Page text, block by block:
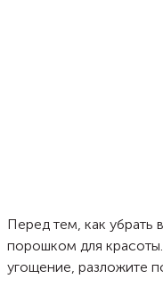
Перед тем, как убрать
порошком для
угощение, разложите